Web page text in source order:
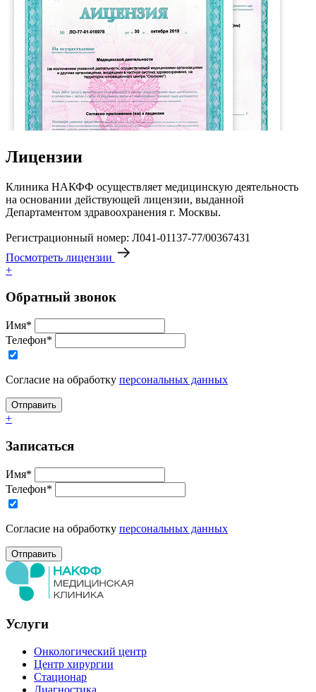
Лицензии
Клиника НАКФФ осуществляет медицинскую деятельность
на основании действующей лицензии, выданной
Департаментом здравоохранения г. Москвы.
Регистрационный номер: Л041-01137-77/00367431
Посмотреть лицензии
+
Обратный звонок
Имя*
Телефон*
Согласие на обработку персональных данных
+
Записаться
Имя*
Телефон*
Согласие на обработку персональных данных
Услуги
Онкологический центр
Центр хирургии
Стационар
Диагностика